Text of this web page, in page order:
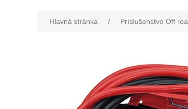
Hlavná stránka / Príslušenstvo Off